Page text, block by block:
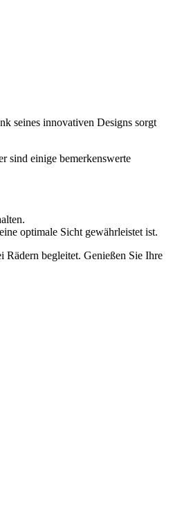
seines innovativen Designs sorgt
sind einige bemerkenswerte
optimale Sicht gewährleistet ist.
begleitet. Genießen Sie Ihre